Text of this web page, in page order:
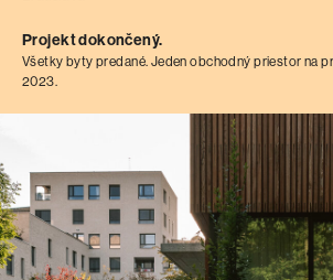
Projekt dokončený.
Všetky byty predané. Jeden obchodný priestor na
2023.